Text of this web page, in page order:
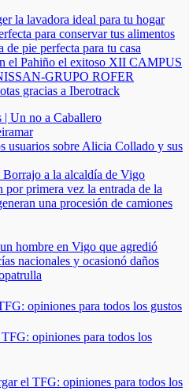
la lavadora ideal para tu hogar
para conservar tus alimentos
pie perfecta para tu casa
el Pahiño el exitoso XII CAMPUS
GRUPO ROFER
gracias a Iberotrack
Un no a Caballero
usuarios sobre Alicia Collado y sus
a la alcaldía de Vigo
primera vez la entrada de la
una procesión de camiones
hombre en Vigo que agredió
nacionales y ocasionó daños
opiniones para todos los gustos
opiniones para todos los
el TFG: opiniones para todos los